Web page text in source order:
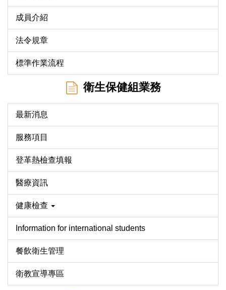
成員介紹
法令規章
標準作業流程
衛生保健組業務
最新消息
服務項目
登革熱檢查填報
醫療資訊
健康檢查
Information for international students
餐飲衛生管理
衛教宣導專區